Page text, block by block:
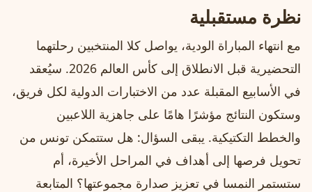
نظرة مستقبلية
مع انتهاء المباراة الودية، يواصل كلا المنتخبين رحلتهما
التحضيرية قبل الانطلاق إلى كأس العالم 2026. سيُعقد
في الأسابيع المقبلة عدد من الاختبارات الدولية لكل فريق،
وستكون النتائج مؤشرًا هامًا على جاهزية اللاعبين
والخطط التكتيكية. يبقى السؤال: هل ستتمكن تونس من
تحويل فرصها إلى أهداف في المراحل الأخيرة، أم
ستستمر النمسا في تعزيز صدارة مجموعتها؟ المتابعة